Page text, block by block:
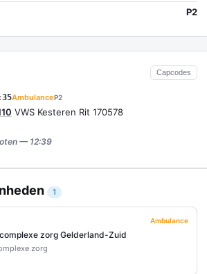
Capcodes
AmbulanceP2
VWS Kesteren Rit 170578
— 12:39
1
Ambulance
zorg Gelderland-Zuid
zorg
P2